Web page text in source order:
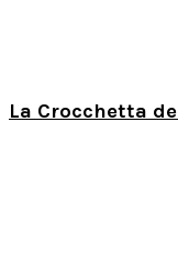
La Crocchetta